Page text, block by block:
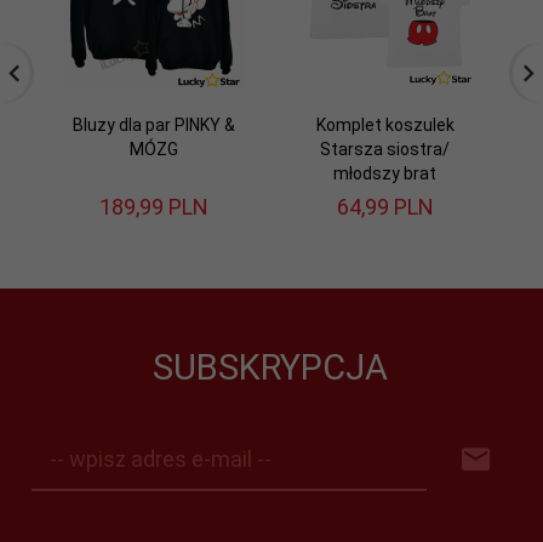
Bluzy dla par PINKY &
MÓZG
189,99 PLN
Komplet koszulek
Starsza siostra/
młodszy brat
64,99 PLN
SUBSKRYPCJA
-- wpisz adres e-mail --